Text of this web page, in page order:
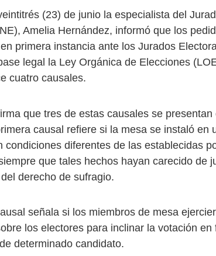
(23) de junio la especialista del
Amelia Hernández, informó que los
primera instancia ante los Jurados
legal la Ley Orgánica de Elecciones
cuatro causales.
que tres de estas causales se
causal refiere si la mesa se instaló en
condiciones diferentes de las establecidas
que tales hechos hayan carecido de
derecho de sufragio.
señala si los miembros de mesa
los electores para inclinar la votación
determinado candidato.